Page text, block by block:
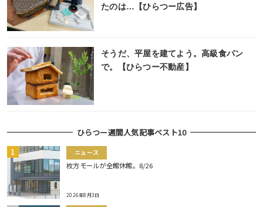
たのは…【ひらつー広告】
そうだ、平屋を建てよう。高級食パン
で。【ひらつー不動産】
ひらつー週間人気記事ベスト10
ニュース
枚方モールが全館休館。8/26
2026年8月3日